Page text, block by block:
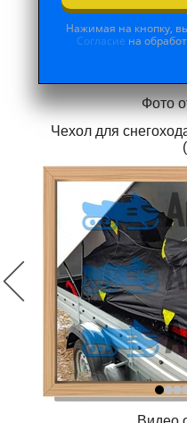
Нажимая на кнопку,
Согласие на
Фото
Чехол для